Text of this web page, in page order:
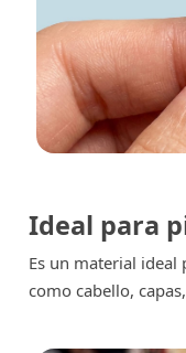
Ideal para
Es un material
como cabello,